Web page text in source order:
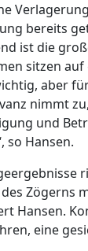
bereits
ist die
sitzen
aber
nimmt
und
so Hansen.
Zögerns
Hansen.
eine